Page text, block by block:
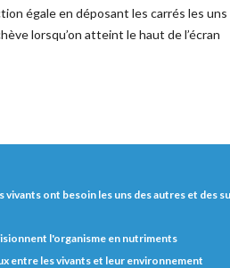
égale en déposant les carrés les
lorsqu’on atteint le haut de l’écran
ont besoin les uns des autres et des
l'organisme en nutriments
entre les vivants et leur environnement